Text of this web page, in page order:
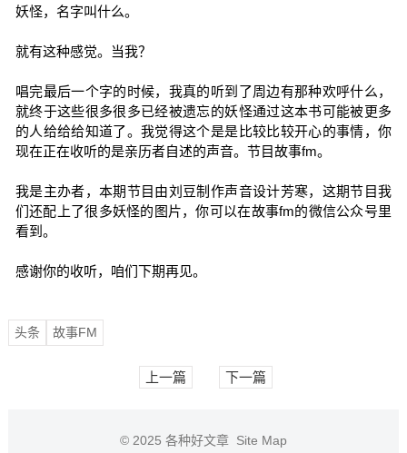
妖怪，名字叫什么。
就有这种感觉。当我？
唱完最后一个字的时候，我真的听到了周边有那种欢呼什么，
就终于这些很多很多已经被遗忘的妖怪通过这本书可能被更多
的人给给给知道了。我觉得这个是是比较比较开心的事情，你
现在正在收听的是亲历者自述的声音。节目故事fm。
我是主办者，本期节目由刘豆制作声音设计芳寒，这期节目我
们还配上了很多妖怪的图片，你可以在故事fm的微信公众号里
看到。
感谢你的收听，咱们下期再见。
头条 故事FM
上一篇 下一篇
© 2025 各种好文章 Site Map